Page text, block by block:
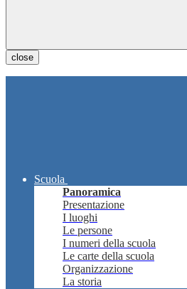
close
Scuola
Panoramica
Presentazione
I luoghi
Le persone
I numeri della scuola
Le carte della scuola
Organizzazione
La storia